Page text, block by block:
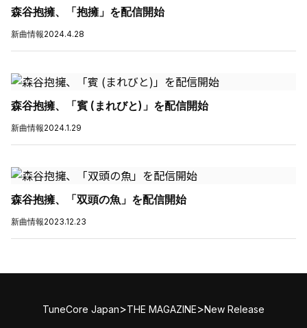
森谷抱擁、「抱擁」を配信開始
新曲情報2024.4.28
森谷抱擁、「賓 (まれびと)」を配信開始
新曲情報2024.1.29
森谷抱擁、「双頭の魚」を配信開始
新曲情報2023.12.23
TuneCore Japan>THE MAGAZINE>New Release